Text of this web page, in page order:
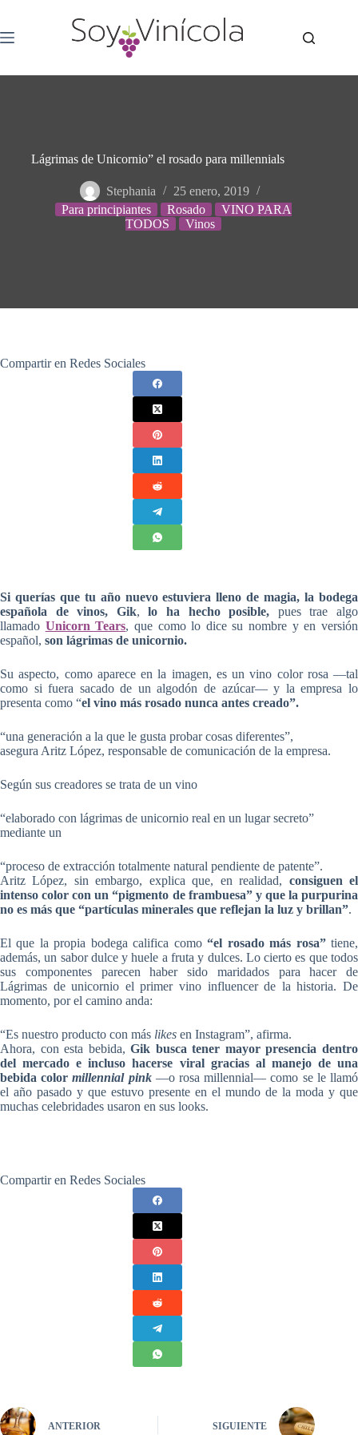
Lágrimas de Unicornio” el rosado para millennials
Stephania
25 enero, 2019
Para principiantes
Rosado
VINO PARA
TODOS
Vinos
Compartir en Redes Sociales
Si querías que tu año nuevo estuviera lleno de magia, la bodega
española de vinos, Gik,lo ha hecho posible, pues trae algo
llamado Unicorn Tears, que como lo dice su nombre y en versión
español, son lágrimas de unicornio.
Su aspecto, como aparece en la imagen, es un vino color rosa —tal
como si fuera sacado de un algodón de azúcar— y la empresa lo
presenta como “el vino más rosado nunca antes creado”.
“una generación a la que le gusta probar cosas diferentes”,
asegura Aritz López, responsable de comunicación de la empresa.
Según sus creadores se trata de un vino
“elaborado con lágrimas de unicornio real en un lugar secreto”
mediante un
“proceso de extracción totalmente natural pendiente de patente”.
Aritz López, sin embargo, explica que, en realidad, consiguen el
intenso color con un “pigmento de frambuesa” y que la purpurina
no es más que “partículas minerales que reflejan la luz y brillan”.
El que la propia bodega califica como“el rosado más rosa”tiene,
además, un sabor dulce y huele a fruta y dulces. Lo cierto es que todos
sus componentes parecen haber sido maridados para hacer de
Lágrimas de unicornio el primer vino influencer de la historia. De
momento, por el camino anda:
“Es nuestro producto con más likes en Instagram”, afirma.
Ahora, con esta bebida,Gik busca tener mayor presencia dentro
del mercado e incluso hacerse viral gracias al manejo de una
bebida colormillennial pink—o rosa millennial— como se le llamó
el año pasado y que estuvo presente en el mundo de la moda y que
muchas celebridades usaron en sus looks.
Compartir en Redes Sociales
ANTERIOR SIGUIENTE